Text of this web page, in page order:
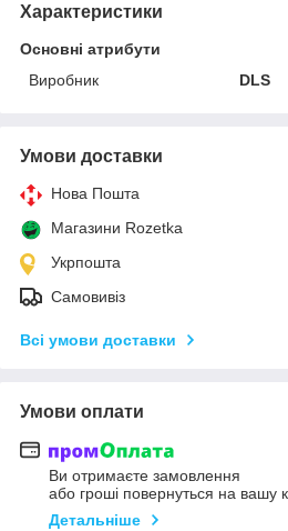
Характеристики
Основні атрибути
Виробник
DLS
Умови доставки
Нова Пошта
Магазини Rozetka
Укрпошта
Самовивіз
Всі умови доставки
Умови оплати
Ви отримаєте замовлення
або гроші повернуться на вашу
Детальніше